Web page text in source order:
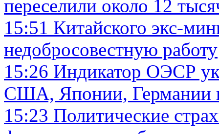
переселили около 12
15:51 Китайского экс-
недобросовестную работу
15:26 Индикатор ОЭСР
США, Японии, Германии
15:23 Политические